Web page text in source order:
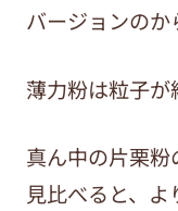
バージョンのか
薄力粉は粒子が
真ん中の片栗
見比べると、